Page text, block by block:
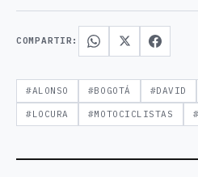
COMPARTIR:
#ALONSO #BOGOTÁ #DAVID
#LOCURA #MOTOCICLISTAS